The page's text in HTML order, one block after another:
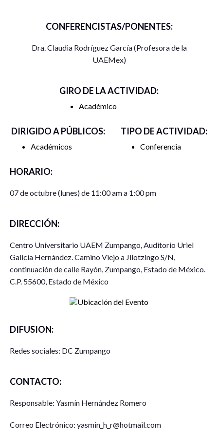
CONFERENCISTAS/PONENTES:
Dra. Claudia Rodríguez García (Profesora de la
UAEMex)
GIRO DE LA ACTIVIDAD:
Académico
DIRIGIDO A PÚBLICOS:
Académicos
TIPO DE ACTIVIDAD:
Conferencia
HORARIO:
07 de octubre (lunes) de 11:00 am a 1:00 pm
DIRECCIÓN:
Centro Universitario UAEM Zumpango, Auditorio Uriel
Galicia Hernández. Camino Viejo a Jilotzingo S/N,
continuación de calle Rayón, Zumpango, Estado de México.
C.P. 55600, Estado de México
DIFUSION:
Redes sociales: DC Zumpango
CONTACTO:
Responsable: Yasmín Hernández Romero
Correo Electrónico: yasmin_h_r@hotmail.com